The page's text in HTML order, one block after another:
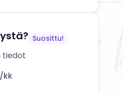
Suosittu!
tiedot
/kk